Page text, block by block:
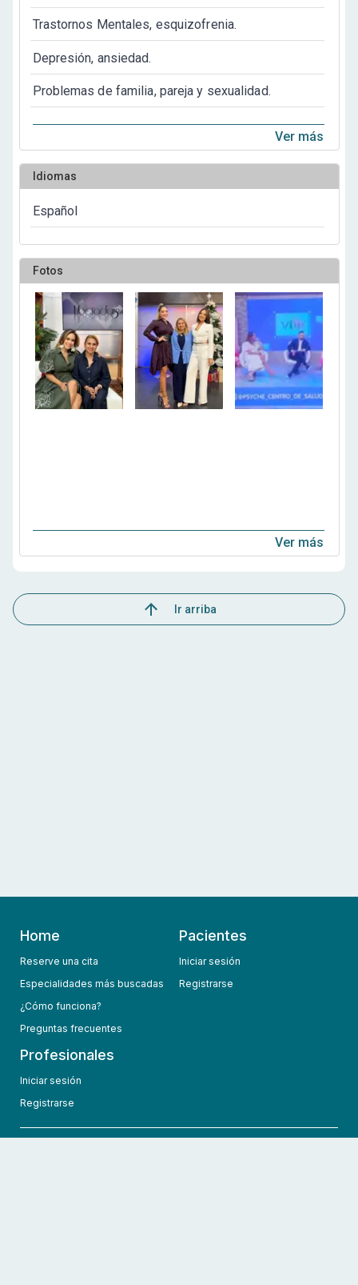
Trastornos Mentales, esquizofrenia.
Depresión, ansiedad.
Problemas de familia, pareja y sexualidad.
Ver más
Idiomas
Español
Fotos
Ver más
Ir arriba
Home
Reserve una cita
Especialidades más buscadas
¿Cómo funciona?
Preguntas frecuentes
Pacientes
Iniciar sesión
Registrarse
Profesionales
Iniciar sesión
Registrarse